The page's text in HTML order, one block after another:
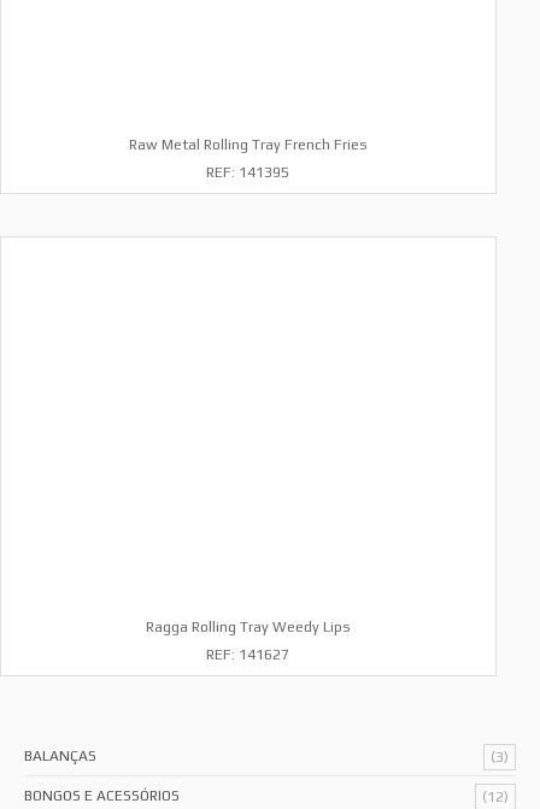
Raw Metal Rolling Tray French Fries
REF: 141395
Ragga Rolling Tray Weedy Lips
REF: 141627
BALANÇAS (3)
BONGOS E ACESSÓRIOS (12)